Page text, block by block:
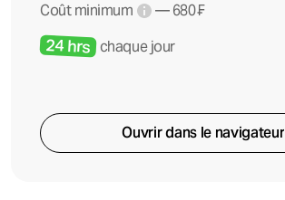
Coût minimum — 680 ₣
24 hrs chaque jour
Ouvrir dans le navigateur